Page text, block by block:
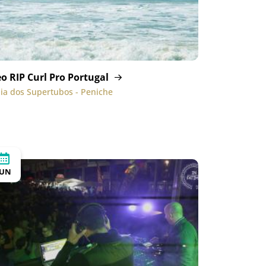
RIP Curl Pro Portugal
dos Supertubos - Peniche